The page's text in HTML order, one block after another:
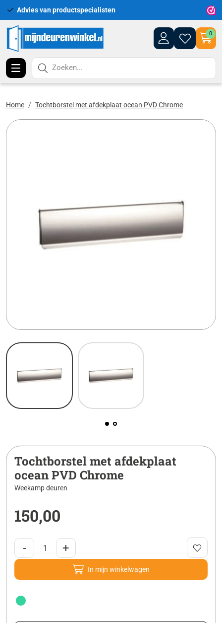
Advies van productspecialisten
0
Zoeken...
Home Tochtborstel met afdekplaat ocean PVD Chrome
Tochtborstel met afdekplaat
ocean PVD Chrome
Weekamp deuren
150,00
- +
In mijn winkelwagen